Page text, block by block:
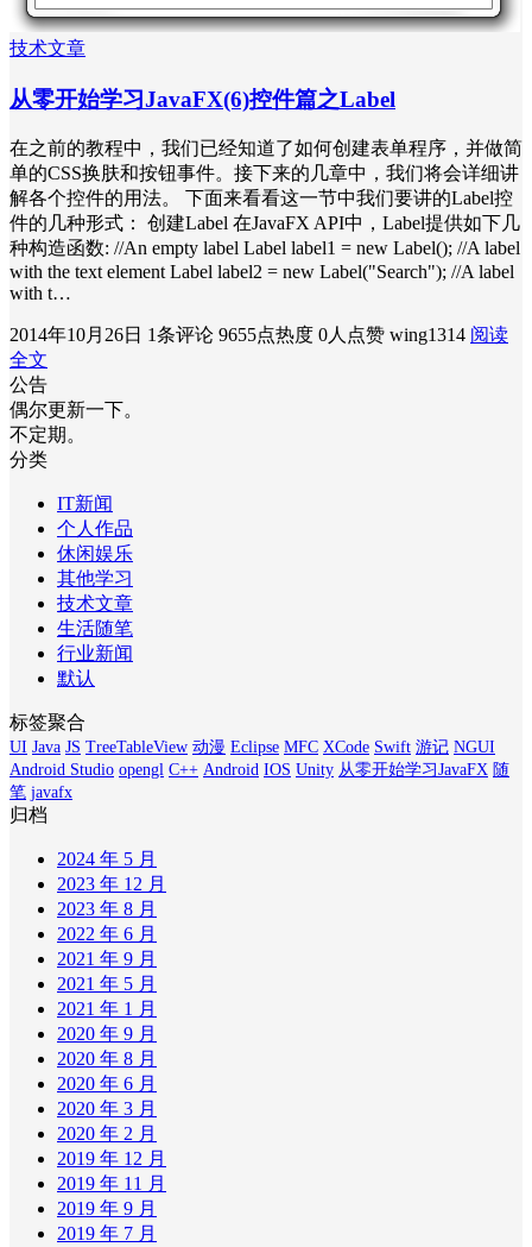
技术文章
从零开始学习JavaFX(6)控件篇之Label
在之前的教程中，我们已经知道了如何创建表单程序，并做简
单的CSS换肤和按钮事件。接下来的几章中，我们将会详细讲
解各个控件的用法。 下面来看看这一节中我们要讲的Label控
件的几种形式： 创建Label 在JavaFX API中，Label提供如下几
种构造函数: //An empty label Label label1 = new Label(); //A label
with the text element Label label2 = new Label("Search"); //A label
with t…
2014年10月26日 1条评论 9655点热度 0人点赞 wing1314 阅读
全文
公告
偶尔更新一下。
不定期。
分类
IT新闻
个人作品
休闲娱乐
其他学习
技术文章
生活随笔
行业新闻
默认
标签聚合
UI Java JS TreeTableView 动漫 Eclipse MFC XCode Swift 游记 NGUI
Android Studio opengl C++ Android IOS Unity 从零开始学习JavaFX 随
笔 javafx
归档
2024 年 5 月
2023 年 12 月
2023 年 8 月
2022 年 6 月
2021 年 9 月
2021 年 5 月
2021 年 1 月
2020 年 9 月
2020 年 8 月
2020 年 6 月
2020 年 3 月
2020 年 2 月
2019 年 12 月
2019 年 11 月
2019 年 9 月
2019 年 7 月